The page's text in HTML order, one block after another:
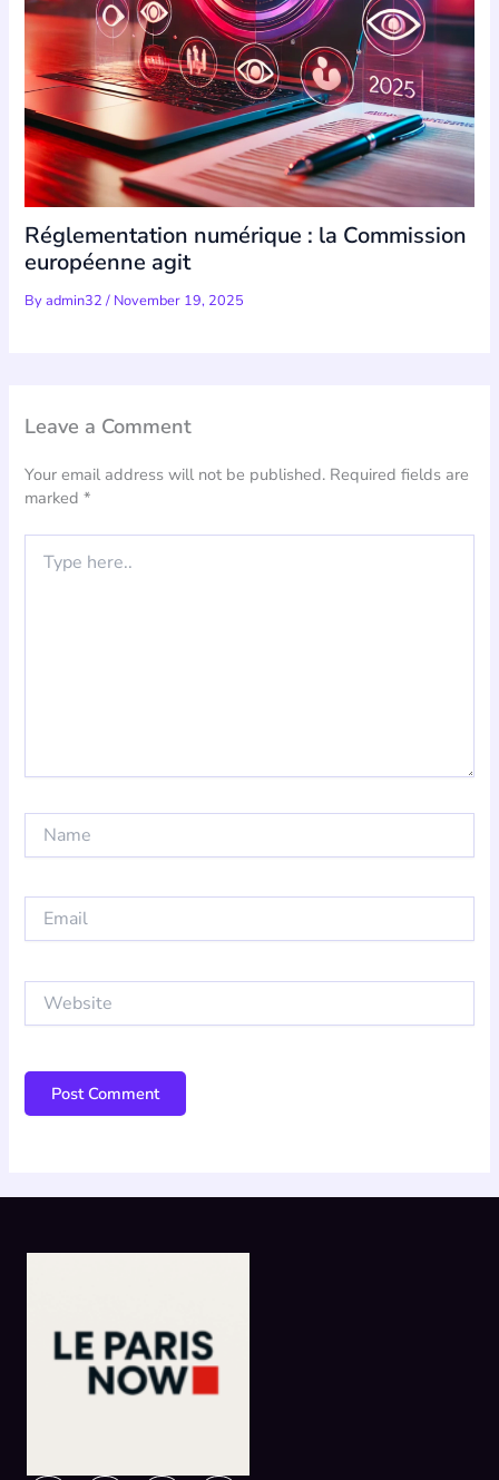
Réglementation numérique : la Commission
européenne agit
Byadmin32/ November 19, 2025
Leave a Comment
Your email address will not be published. Required fields are
marked*
here..
Email